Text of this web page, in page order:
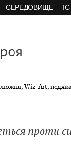
СЕРЕДОВИЩЕ
Wiz-Art,
проти